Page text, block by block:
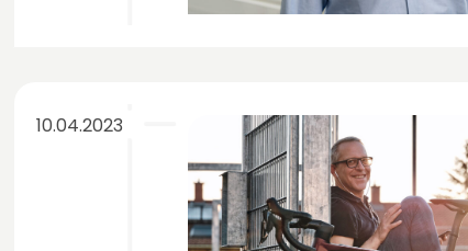
10.04.2023